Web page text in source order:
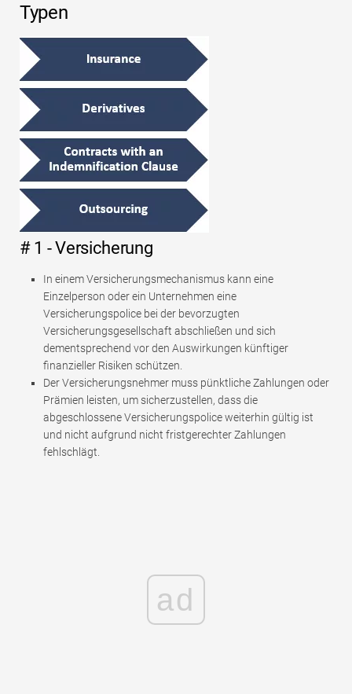
Typen
# 1 - Versicherung
In einem Versicherungsmechanismus kann eine
Einzelperson oder ein Unternehmen eine
Versicherungspolice bei der bevorzugten
Versicherungsgesellschaft abschließen und sich
dementsprechend vor den Auswirkungen künftiger
finanzieller Risiken schützen.
Der Versicherungsnehmer muss pünktliche Zahlungen oder
Prämien leisten, um sicherzustellen, dass die
abgeschlossene Versicherungspolice weiterhin gültig ist
und nicht aufgrund nicht fristgerechter Zahlungen
fehlschlägt.
ad